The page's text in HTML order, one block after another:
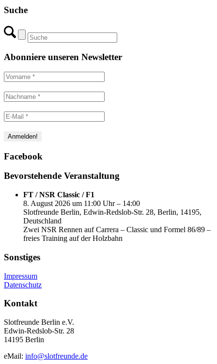
Suche
Abonniere unseren Newsletter
Facebook
Bevorstehende Veranstaltung
FT / NSR Classic / F1
8. August 2026 um 11:00 Uhr – 14:00
Slotfreunde Berlin, Edwin-Redslob-Str. 28, Berlin, 14195,
Deutschland
Zwei NSR Rennen auf Carrera – Classic und Formel 86/89 –
freies Training auf der Holzbahn
Sonstiges
Impressum
Datenschutz
Kontakt
Slotfreunde Berlin e.V.
Edwin-Redslob-Str. 28
14195 Berlin
eMail: info@slotfreunde.de